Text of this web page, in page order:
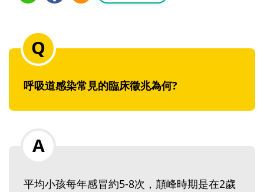
呼吸道感染常見的臨床徵兆為何?
平均小孩每年感冒約5-8次，顛峰時期是在2歲